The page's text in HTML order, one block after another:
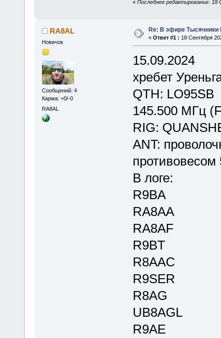
« Последнее редактирование: 18
RA8AL
Новичок
Сообщений: 4
Карма: +0/-0
RA8AL
Re: В эфире
« Ответ #1 : 18 Сентября
15.09.2024
хребет
QTH: LO95SB
145.500 МГц
RIG:
ANT:
противовесом
В логе:
R9BA
RA8AA
RA8AF
R9BT
R8AAC
R9SER
R8AG
UB8AGL
R9AE